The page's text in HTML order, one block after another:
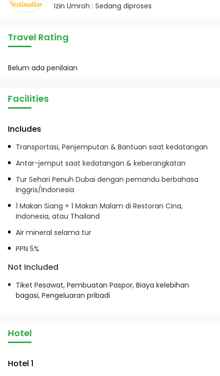
Izin Umroh : Sedang diproses
Travel Rating
Belum ada penilaian
Facilities
Includes
Transportasi, Penjemputan & Bantuan saat kedatangan
Antar-jemput saat kedatangan & keberangkatan
Tur Sehari Penuh Dubai dengan pemandu berbahasa
Inggris/Indonesia
1 Makan Siang + 1 Makan Malam di Restoran Cina,
Indonesia, atau Thailand
Air mineral selama tur
PPN 5%
Not Included
Tiket Pesawat, Pembuatan Paspor, Biaya kelebihan
bagasi, Pengeluaran pribadi
Hotel
Hotel 1